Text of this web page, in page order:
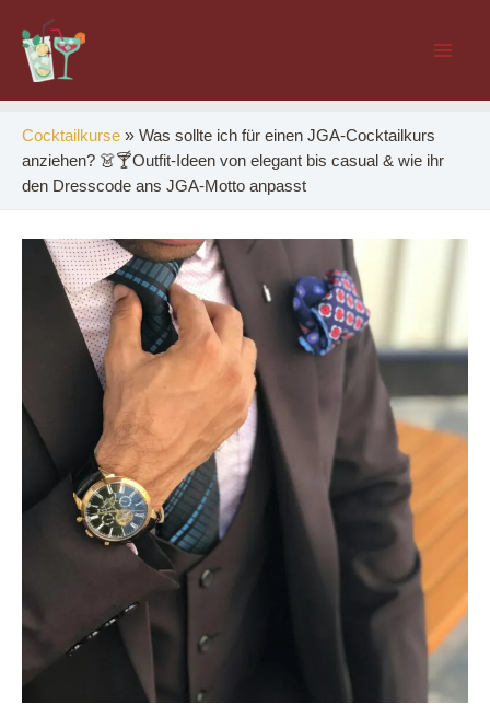
Inhalt
springen
Cocktailkurse » Was sollte ich für einen JGA-Cocktailkurs
anziehen? 👗🍸Outfit-Ideen von elegant bis casual & wie ihr
den Dresscode ans JGA-Motto anpasst